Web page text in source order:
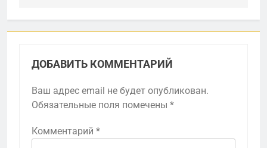
ДОБАВИТЬ КОММЕНТАРИЙ
Ваш адрес email не будет опубликован.
Обязательные поля помечены *
Комментарий *